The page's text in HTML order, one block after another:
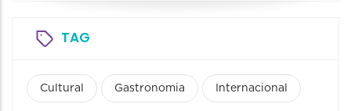
TAG
Cultural Gastronomia Internacional